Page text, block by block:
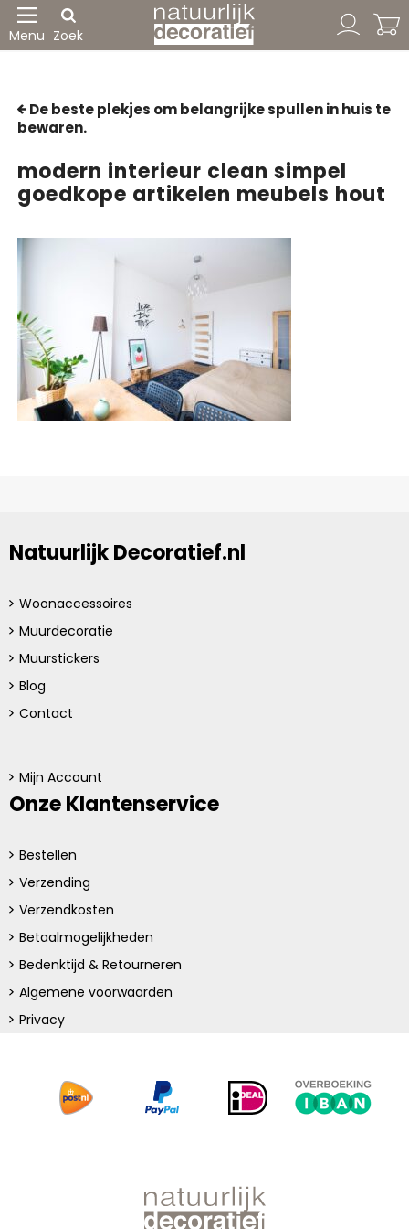
Menu Zoek
De beste plekjes om belangrijke spullen in huis te
bewaren.
modern interieur clean simpel
goedkope artikelen meubels hout
Natuurlijk Decoratief.nl
Woonaccessoires
Muurdecoratie
Muurstickers
Blog
Contact
Mijn Account
Onze Klantenservice
Bestellen
Verzending
Verzendkosten
Betaalmogelijkheden
Bedenktijd & Retourneren
Algemene voorwaarden
Privacy